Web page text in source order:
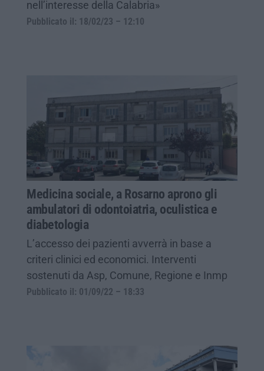
nell’interesse della Calabria»
Pubblicato il: 18/02/23 – 12:10
Medicina sociale, a Rosarno aprono gli
ambulatori di odontoiatria, oculistica e
diabetologia
L’accesso dei pazienti avverrà in base a
criteri clinici ed economici. Interventi
sostenuti da Asp, Comune, Regione e Inmp
Pubblicato il: 01/09/22 – 18:33